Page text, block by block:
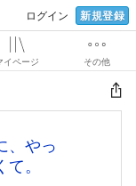
ログイン 新規登録
イページ その他
、やっ
。